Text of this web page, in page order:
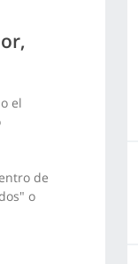
el
de
o